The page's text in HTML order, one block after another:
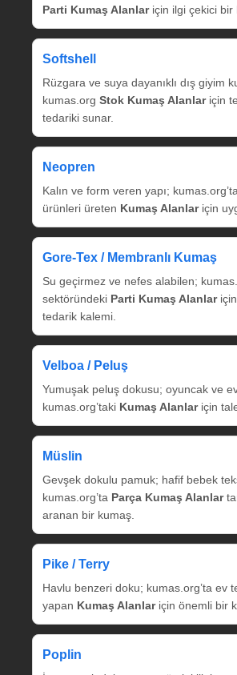
Parti Kumaş Alanlariçin ilgi çekici bir
Softshell
Rüzgara ve suya dayanıklı dış giyim
kumas.org Stok Kumaş Alanlariçin
tedariki sunar.
Neopren
Kalın ve form veren yapı;
ürünleri üreten Kumaş Alanlariçin
Gore‑Tex / Membranlı Kumaş
Su geçirmez ve nefes alabilen;
sektöründeki Parti Kumaş Alanlariçin
tedarik kalemi.
Velboa / Peluş
Yumuşak peluş dokusu; oyuncak ve
kumas.org’taki Kumaş Alanlariçin
Müslin
Gevşek dokulu pamuk; hafif bebek
kumas.org’ta Parça Kumaş Alanlar
aranan bir kumaş.
Pike / Terry
Havlu benzeri doku; kumas.org’ta ev
yapan Kumaş Alanlariçin önemli bir
Poplin